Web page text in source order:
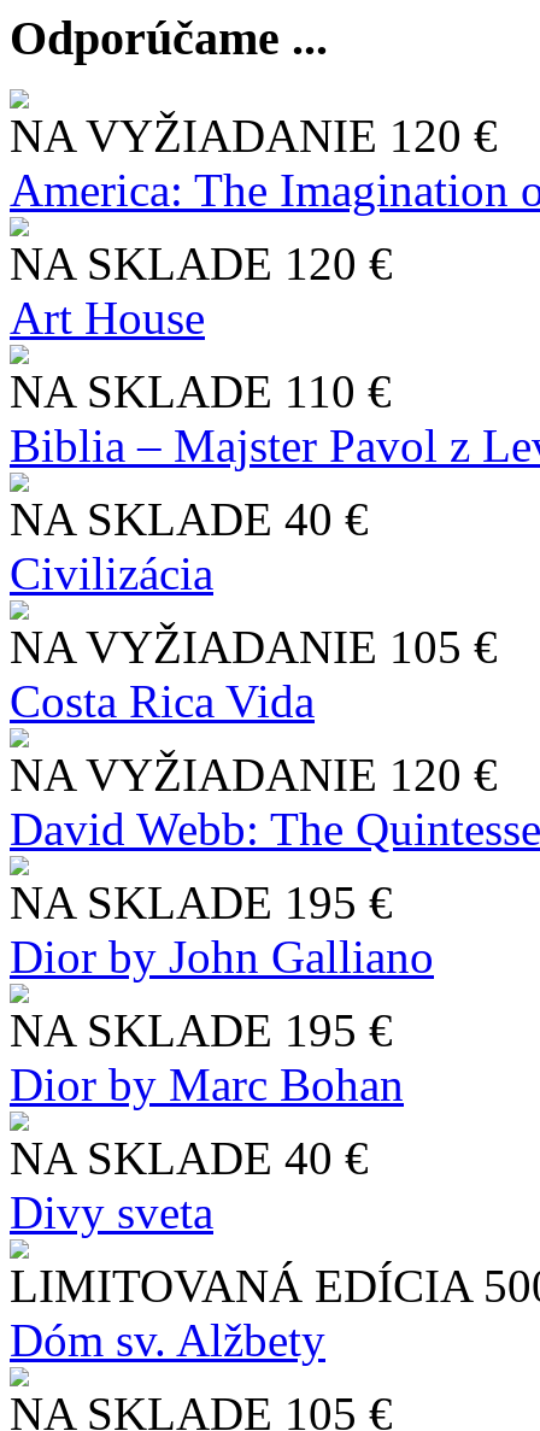
Odporúčame ...
NA VYŽIADANIE 120 €
America: The Imagination
NA SKLADE 120 €
Art House
NA SKLADE 110 €
Biblia – Majster Pavol z
NA SKLADE 40 €
Civilizácia
NA VYŽIADANIE 105 €
Costa Rica Vida
NA VYŽIADANIE 120 €
David Webb: The
NA SKLADE 195 €
Dior by John Galliano
NA SKLADE 195 €
Dior by Marc Bohan
NA SKLADE 40 €
Divy sveta
LIMITOVANÁ EDÍCIA
Dóm sv. Alžbety
NA SKLADE 105 €